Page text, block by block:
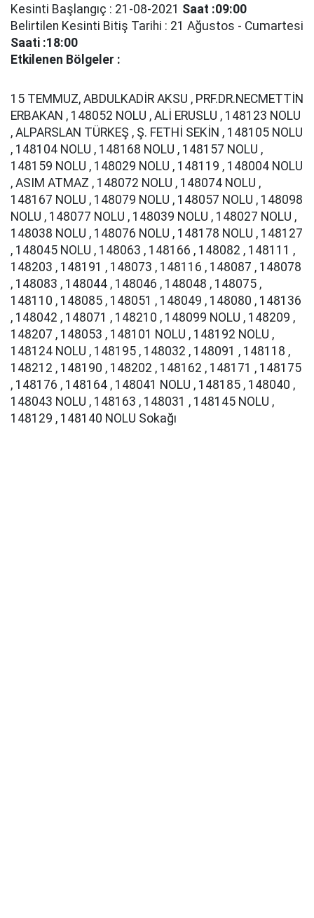
Kesinti Başlangıç : 21-08-2021 Saat :09:00
Belirtilen Kesinti Bitiş Tarihi : 21 Ağustos - Cumartesi
Saati :18:00
Etkilenen Bölgeler :
15 TEMMUZ, ABDULKADİR AKSU , PRF.DR.NECMETTİN
ERBAKAN , 148052 NOLU , ALİ ERUSLU , 148123 NOLU
, ALPARSLAN TÜRKEŞ , Ş. FETHİ SEKİN , 148105 NOLU
, 148104 NOLU , 148168 NOLU , 148157 NOLU ,
148159 NOLU , 148029 NOLU , 148119 , 148004 NOLU
, ASIM ATMAZ , 148072 NOLU , 148074 NOLU ,
148167 NOLU , 148079 NOLU , 148057 NOLU , 148098
NOLU , 148077 NOLU , 148039 NOLU , 148027 NOLU ,
148038 NOLU , 148076 NOLU , 148178 NOLU , 148127
, 148045 NOLU , 148063 , 148166 , 148082 , 148111 ,
148203 , 148191 , 148073 , 148116 , 148087 , 148078
, 148083 , 148044 , 148046 , 148048 , 148075 ,
148110 , 148085 , 148051 , 148049 , 148080 , 148136
, 148042 , 148071 , 148210 , 148099 NOLU , 148209 ,
148207 , 148053 , 148101 NOLU , 148192 NOLU ,
148124 NOLU , 148195 , 148032 , 148091 , 148118 ,
148212 , 148190 , 148202 , 148162 , 148171 , 148175
, 148176 , 148164 , 148041 NOLU , 148185 , 148040 ,
148043 NOLU , 148163 , 148031 , 148145 NOLU ,
148129 , 148140 NOLU Sokağı